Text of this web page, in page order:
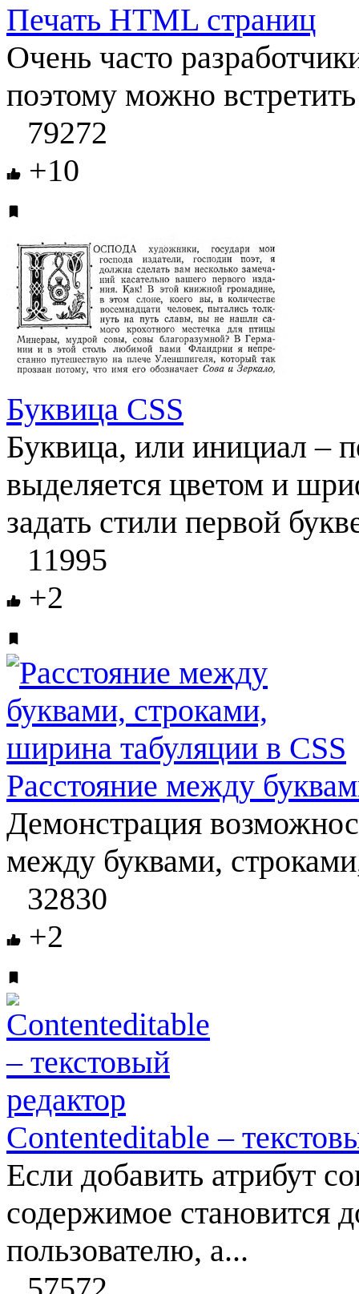
Печать HTML страниц
Очень часто
поэтому можно встретить
79272
+10
Буквица CSS
Буквица, или инициал –
выделяется цветом и
задать стили первой
11995
+2
Расстояние между
Демонстрация
между буквами,
32830
+2
Contenteditable –
Если добавить атрибут
содержимое становится
пользователю, а...